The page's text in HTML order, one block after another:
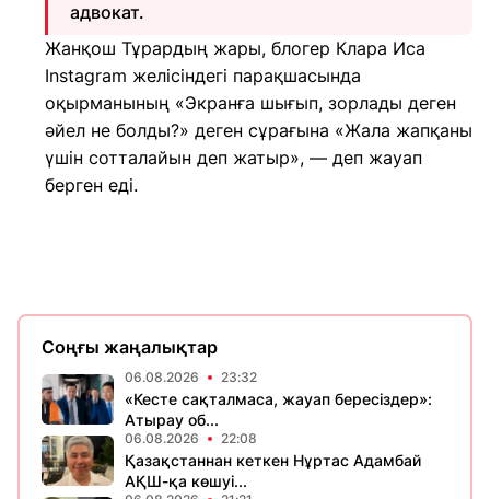
адвокат.
Жанқош Тұрардың жары, блогер Клара Иса
Instagram желісіндегі парақшасында
оқырманының «Экранға шығып, зорлады деген
әйел не болды?» деген сұрағына «Жала жапқаны
үшін сотталайын деп жатыр», — деп жауап
берген еді.
Соңғы жаңалықтар
06.08.2026 23:32
«Кесте сақталмаса, жауап бересіздер»:
Атырау об...
06.08.2026 22:08
Қазақстаннан кеткен Нұртас Адамбай
АҚШ-қа көшуі...